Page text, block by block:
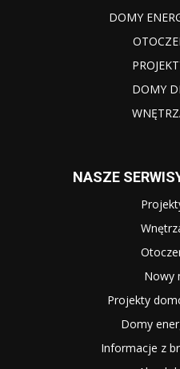
DOMY
DOMY
NASZE
Nowy
Projekty
Domy
Informacje z